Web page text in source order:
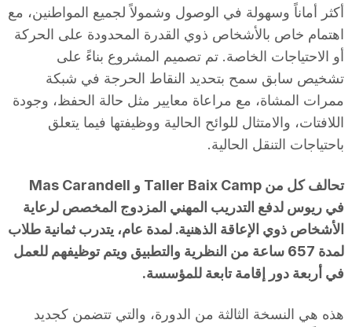
أكثر أماناً وسهولة في الوصول وشمولاً لجميع المواطنين، مع
اهتمام خاص بالأشخاص ذوي القدرة المحدودة على الحركة
أو الاحتياجات الخاصة. تم تصميم المشروع بناءً على
تشخيص سابق سمح بتحديد النقاط الحرجة في شبكة
ممرات المشاة، مع مراعاة معايير مثل حالة الحفظ، وجودة
اللافتات، والامتثال للوائح الحالية ووظيفتها فيما يتعلق
باحتياجات التنقل الحالية.
تحالف كل من Taller Baix Camp و Mas Carandell
في ريوس لدفع التدريب المهني المزدوج المخصص لرعاية
الأشخاص ذوي الإعاقة الذهنية. لمدة عام، يتدرب ثمانية طلاب
لمدة 657 ساعة من النظرية والتطبيق ويتم توظيفهم للعمل
في أربعة دور إقامة تابعة للمؤسسة.
هذه هي النسخة الثالثة من الدورة، والتي تتضمن كجديد